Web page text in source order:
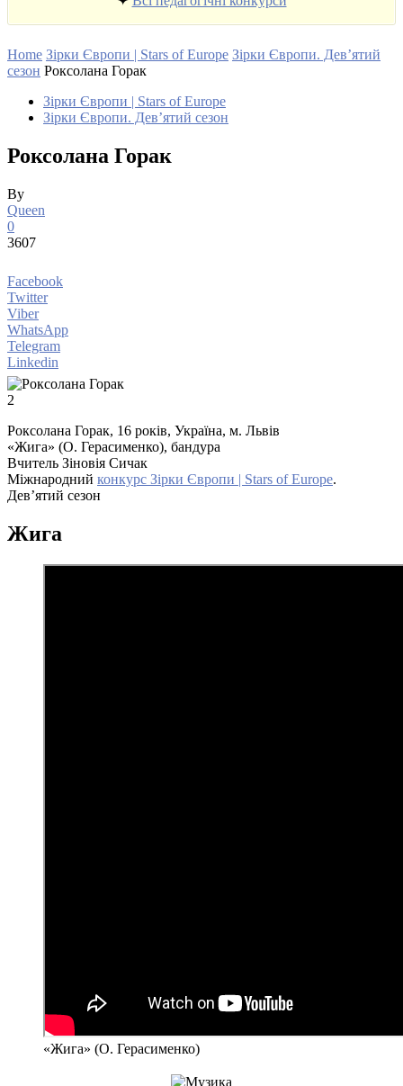
Home Зірки Європи | Stars of Europe Зірки Європи. Дев’ятий
сезон Роксолана Горак
Зірки Європи | Stars of Europe
Зірки Європи. Дев’ятий сезон
Роксолана Горак
By
Queen
0
3607
Facebook
Twitter
Viber
WhatsApp
Telegram
Linkedin
2
Роксолана Горак, 16 років, Україна, м. Львів
«Жига» (О. Герасименко), бандура
Вчитель Зіновія Сичак
Міжнародний конкурс Зірки Європи | Stars of Europe.
Дев’ятий сезон
Жига
«Жига» (О. Герасименко)